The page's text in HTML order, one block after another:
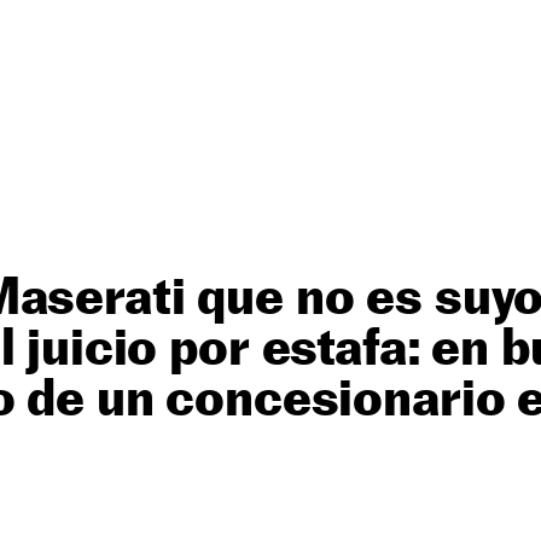
que no es
juicio por estafa: en
de un concesionario